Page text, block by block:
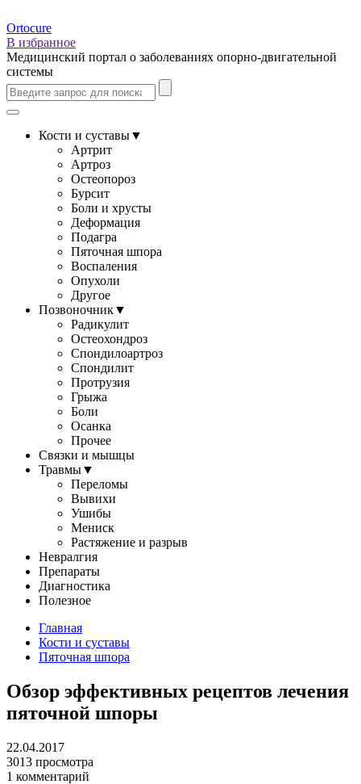
Ortocure
В избранное
Медицинский портал о заболеваниях опорно-двигательной
системы
Кости и суставы▼
Артрит
Артроз
Остеопороз
Бурсит
Боли и хрусты
Деформация
Подагра
Пяточная шпора
Воспаления
Опухоли
Другое
Позвоночник▼
Радикулит
Остеохондроз
Спондилоартроз
Спондилит
Протрузия
Грыжа
Боли
Осанка
Прочее
Связки и мышцы
Травмы▼
Переломы
Вывихи
Ушибы
Мениск
Растяжение и разрыв
Невралгия
Препараты
Диагностика
Полезное
Главная
Кости и суставы
Пяточная шпора
Обзор эффективных рецептов лечения
пяточной шпоры
22.04.2017
3013 просмотра
1 комментарий